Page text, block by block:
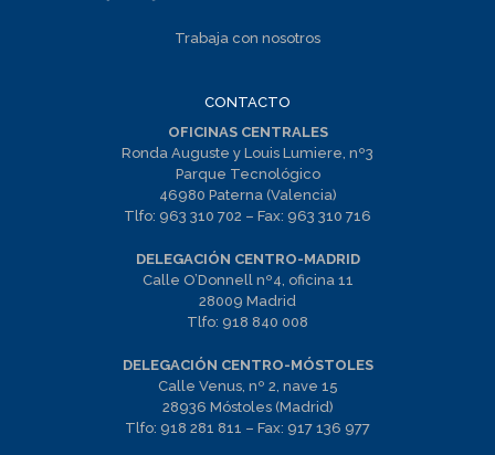
Trabaja con nosotros
CONTACTO
OFICINAS CENTRALES
Ronda Auguste y Louis Lumiere, nº3
Parque Tecnológico
46980 Paterna (Valencia)
Tlfo: 963 310 702 – Fax: 963 310 716
DELEGACIÓN CENTRO-MADRID
Calle O’Donnell nº4, oficina 11
28009 Madrid
Tlfo: 918 840 008
DELEGACIÓN CENTRO-MÓSTOLES
Calle Venus, nº 2, nave 15
28936 Móstoles (Madrid)
Tlfo: 918 281 811 – Fax: 917 136 977